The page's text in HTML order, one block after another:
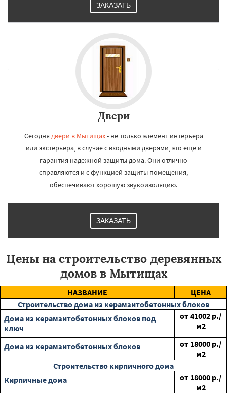
ЗАКАЗАТЬ
Двери
Сегодня двери в Мытищах- не только элемент интерьера
или экстерьера, в случае с входными дверями, это еще и
гарантия надежной защиты дома. Они отлично
справляются и с функцией защиты помещения,
обеспечивают хорошую звукоизоляцию.
ЗАКАЗАТЬ
Цены на строительство деревянных
домов в Мытищах
НАЗВАНИЕ
ЦЕНА
Строительство дома из керамзитобетонных блоков
Дома из керамзитобетонных блоков под
ключ
от41002 р./
м2
Дома из керамзитобетонных блоков
от 18000 р./
м2
Строительство кирпичного дома
Кирпичные дома
от 18000 р./
м2